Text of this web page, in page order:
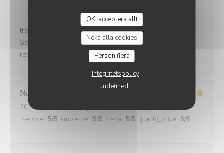
OK, acceptera allt
Neka alla cookies
Personifiera
Integritetspolicy
undefined
très bonne soirée et très bon dîner, comme d'habitude.
Serveuse et serveur très professionnels. Nous
recommandons, jamais déçu.
Nelly
2026-07-31
service : 5/5 ambience : 5/5 menu : 5/5 quality_price : 5/5